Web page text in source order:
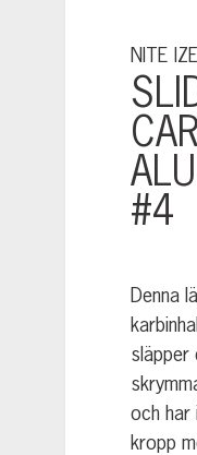
NITE IZE
#4
Denna
släpper
och har
kropp